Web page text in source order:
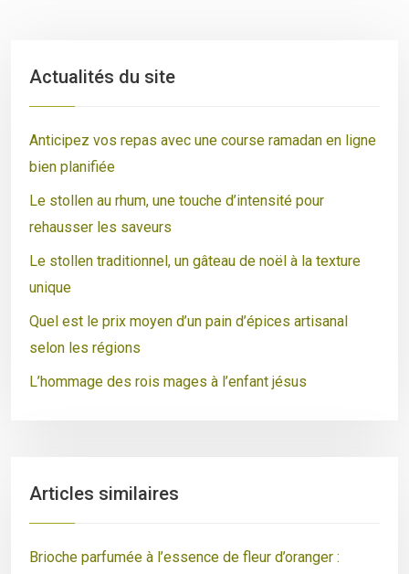
Actualités du site
Anticipez vos repas avec une course ramadan en ligne
bien planifiée
Le stollen au rhum, une touche d’intensité pour
rehausser les saveurs
Le stollen traditionnel, un gâteau de noël à la texture
unique
Quel est le prix moyen d’un pain d’épices artisanal
selon les régions
L’hommage des rois mages à l’enfant jésus
Articles similaires
Brioche parfumée à l’essence de fleur d’oranger :